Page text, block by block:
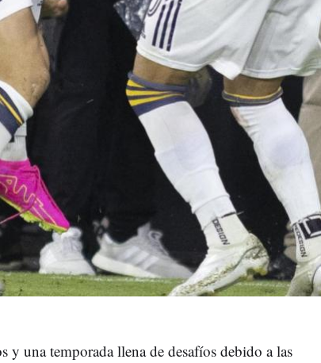
y una temporada llena de desafíos debido a las